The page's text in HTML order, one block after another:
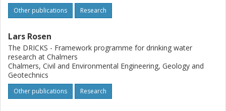
utvecklade MRA-modellen, trots kvarstående
förbättringsmöjligheter, ska komma till praktisk nytta och
kan utgöra.
Other publications Research
Lars Rosen
The DRICKS - Framework programme for drinking water
research at Chalmers
Chalmers, Civil and Environmental Engineering, Geology and
Geotechnics
Other publications Research